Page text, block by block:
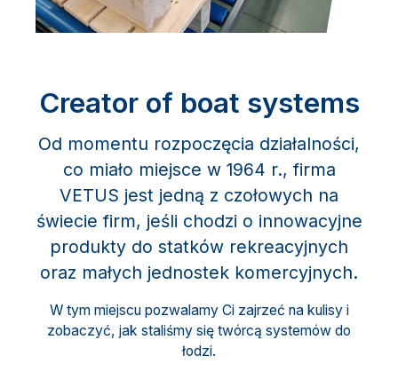
Creator of boat systems
Od momentu rozpoczęcia działalności,
co miało miejsce w 1964 r., firma
VETUS jest jedną z czołowych na
świecie firm, jeśli chodzi o innowacyjne
produkty do statków rekreacyjnych
oraz małych jednostek komercyjnych.
W tym miejscu pozwalamy Ci zajrzeć na kulisy i
zobaczyć, jak staliśmy się twórcą systemów do
łodzi.